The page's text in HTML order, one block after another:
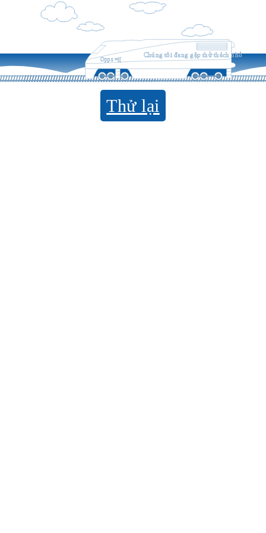
Opps =((
Chúng tôi đang gặp thử thách nhỏ
Thử lại